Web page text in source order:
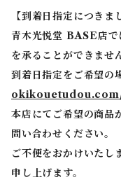
【到着日指定につきま
青木光悦堂 BASE店で
を承ることができませ
到着日指定をご希望の
okikouetudou.com/）
本店にてご希望の商品
問い合わせください。
ご不便をおかけいたし
申し上げます。